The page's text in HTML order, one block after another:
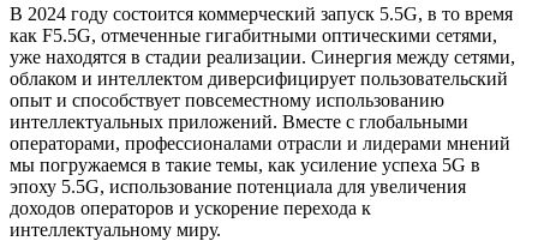
В 2024 году состоится коммерческий запуск 5.5G, в то время
как F5.5G, отмеченные гигабитными оптическими сетями,
уже находятся в стадии реализации. Синергия между сетями,
облаком и интеллектом диверсифицирует пользовательский
опыт и способствует повсеместному использованию
интеллектуальных приложений. Вместе с глобальными
операторами, профессионалами отрасли и лидерами мнений
мы погружаемся в такие темы, как усиление успеха 5G в
эпоху 5.5G, использование потенциала для увеличения
доходов операторов и ускорение перехода к
интеллектуальному миру.